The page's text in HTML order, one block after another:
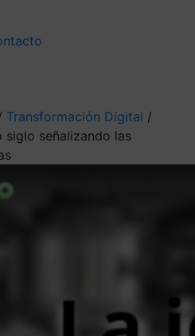
Transformación Digital /
siglo señalizando las